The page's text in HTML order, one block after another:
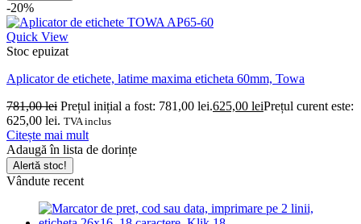
-20%
Quick View
Stoc epuizat
Aplicator de etichete, latime maxima eticheta 60mm, Towa
781,00lei Prețul inițial a fost: 781,00 lei.625,00 leiPrețul curent este:
625,00 lei. TVA inclus
Citește mai mult
Adaugă în lista de dorințe
Alertă stoc!
Vândute recent